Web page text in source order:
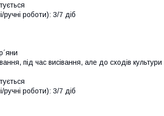
ручні роботи): 3/7 діб
під час висівання, але до сходів культури
ручні роботи): 3/7 діб